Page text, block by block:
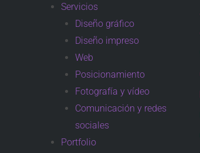
Servicios
Diseño gráfico
Diseño impreso
Web
Posicionamiento
Fotografía y vídeo
Comunicación y redes
sociales
Portfolio